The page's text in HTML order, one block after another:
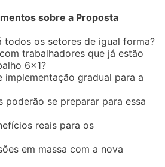
sobre a Proposta
todos os setores de igual forma?
trabalhadores que já estão
6×1?
implementação gradual para a
poderão se preparar para essa
reais para os
em massa com a nova